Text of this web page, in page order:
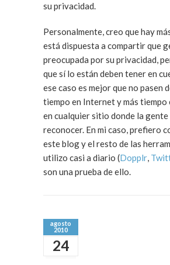
su privacidad.
Personalmente, creo que hay
está dispuesta a compartir que
preocupada por su privacidad,
que sí lo están deben tener en
ese caso es mejor que no pasen
tiempo en Internet y más tiempo
en cualquier sitio donde la gente
reconocer. En mi caso, prefiero
este blog y el resto de las
utilizo casi a diario (Dopplr,
son una prueba de ello.
agosto
2010
24